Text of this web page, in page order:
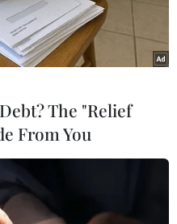
The "Relief
From You